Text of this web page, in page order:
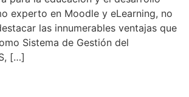
experto en Moodle y eLearning, no
las innumerables ventajas que
Sistema de Gestión del
[…]